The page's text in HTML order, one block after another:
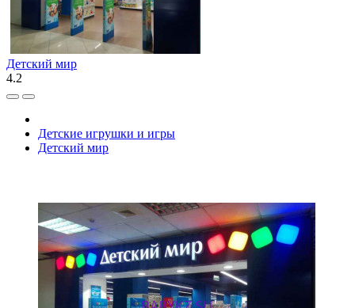
Детский мир
4.2
Детские игрушки и игры
Детский мир